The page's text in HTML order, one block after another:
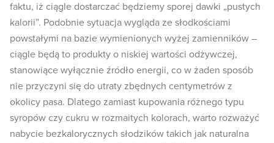
faktu, iż ciągle dostarczać będziemy sporej dawki „pustych
kalorii”. Podobnie sytuacja wygląda ze słodkościami
powstałymi na bazie wymienionych wyżej zamienników –
ciągle będą to produkty o niskiej wartości odżywczej,
stanowiące wyłącznie źródło energii, co w żaden sposób
nie przyczyni się do utraty zbędnych centymetrów z
okolicy pasa. Dlatego zamiast kupowania różnego typu
syropów czy cukru w rozmaitych kolorach, warto rozważyć
nabycie bezkalorycznych słodzików takich jak naturalna